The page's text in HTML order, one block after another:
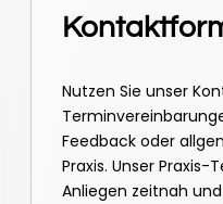
Nutzen Sie unser
Feedback oder
Praxis. Unser
Anliegen zeitnah